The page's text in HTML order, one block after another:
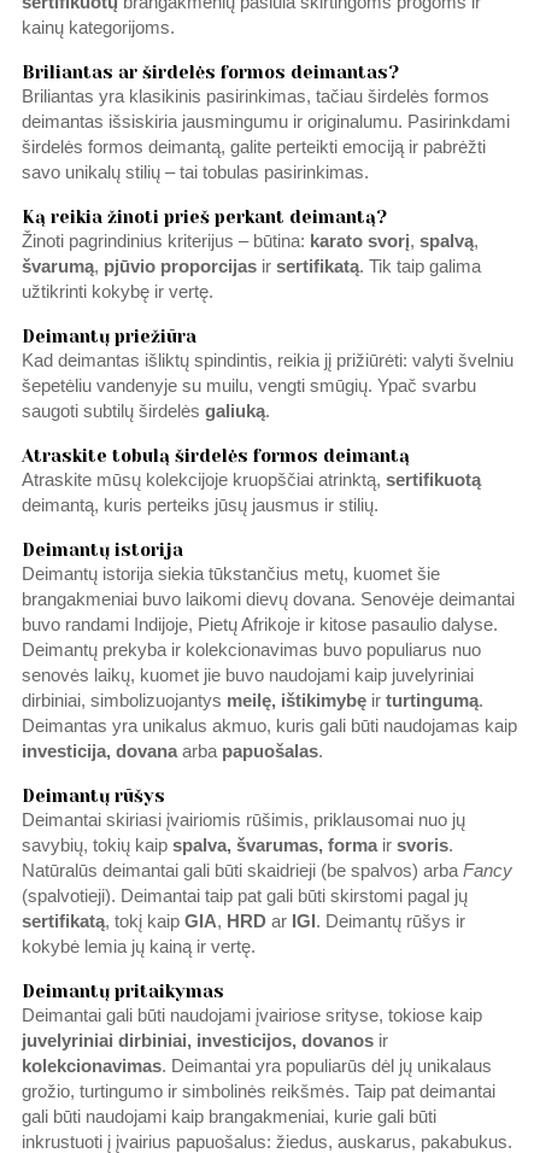
kainų kategorijoms.
Briliantas ar širdelės formos deimantas?
Briliantas yra klasikinis pasirinkimas, tačiau širdelės formos
deimantas išsiskiria jausmingumu ir originalumu. Pasirinkdami
širdelės formos deimantą, galite perteikti emociją ir pabrėžti
savo unikalų stilių – tai tobulas pasirinkimas.
Ką reikia žinoti prieš perkant deimantą?
Žinoti pagrindinius kriterijus – būtina: karato svorį, spalvą,
švarumą, pjūvio proporcijasir sertifikatą. Tik taip galima
užtikrinti kokybę ir vertę.
Deimantų priežiūra
Kad deimantas išliktų spindintis, reikia jį prižiūrėti: valyti švelniu
šepetėliu vandenyje su muilu, vengti smūgių. Ypač svarbu
saugoti subtilų širdelės galiuką.
Atraskite tobulą širdelės formos deimantą
Atraskite mūsų kolekcijoje kruopščiai atrinktą, sertifikuotą
deimantą, kuris perteiks jūsų jausmus ir stilių.
Deimantų istorija
Deimantų istorija siekia tūkstančius metų, kuomet šie
brangakmeniai buvo laikomi dievų dovana. Senovėje deimantai
buvo randami Indijoje, Pietų Afrikoje ir kitose pasaulio dalyse.
Deimantų prekyba ir kolekcionavimas buvo populiarus nuo
senovės laikų, kuomet jie buvo naudojami kaip juvelyriniai
dirbiniai, simbolizuojantys meilę, ištikimybęir turtingumą.
Deimantas yra unikalus akmuo, kuris gali būti naudojamas kaip
investicija, dovanaarba papuošalas.
Deimantų rūšys
Deimantai skiriasi įvairiomis rūšimis, priklausomai nuo jų
savybių, tokių kaip spalva, švarumas, formairsvoris.
Natūralūs deimantai gali būti skaidrieji (be spalvos) arba Fancy
(spalvotieji). Deimantai taip pat gali būti skirstomi pagal jų
sertifikatą, tokį kaip GIA, HRD ar IGI . Deimantų rūšys ir
kokybė lemia jų kainą ir vertę.
Deimantų pritaikymas
Deimantai gali būti naudojami įvairiose srityse, tokiose kaip
juvelyriniai dirbiniai, investicijos, dovanosir
kolekcionavimas. Deimantai yra populiarūs dėl jų unikalaus
grožio, turtingumo ir simbolinės reikšmės. Taip pat deimantai
gali būti naudojami kaip brangakmeniai, kurie gali būti
inkrustuoti į įvairius papuošalus: žiedus, auskarus, pakabukus.